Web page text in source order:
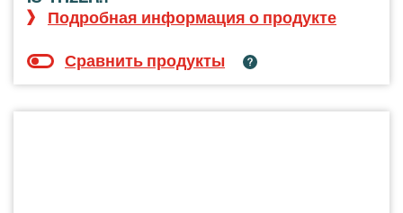
Подробная информация о продукте